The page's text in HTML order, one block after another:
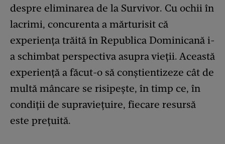
despre eliminarea de la Survivor. Cu ochii în
lacrimi, concurenta a mărturisit că
experiența trăită în Republica Dominicană i-
a schimbat perspectiva asupra vieții. Această
experiență a făcut-o să conștientizeze cât de
multă mâncare se risipește, în timp ce, în
condiții de supraviețuire, fiecare resursă
este prețuită.